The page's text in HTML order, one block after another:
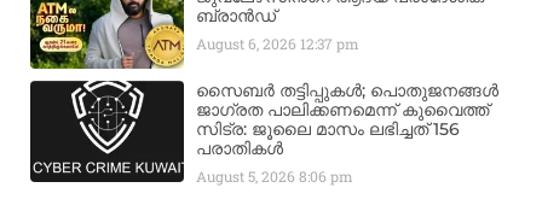
ബ്രാന്‍ഡ്
August 6, 2026 12:37 pm
സൈബർ തട്ടിപ്പുകൾ; പൊതുജനങ്ങൾ
ജാഗ്രത പാലിക്കണമെന്ന് കുവൈത്ത്
സിട്ര: ജൂലൈ മാസം ലഭിച്ചത് 156
പരാതികൾ
August 5, 20268:06 pm